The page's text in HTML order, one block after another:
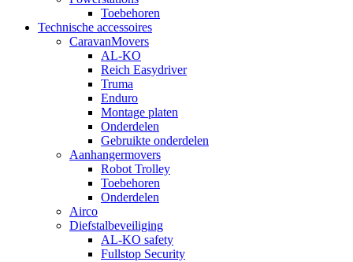
Toebehoren
Technische accessoires
CaravanMovers
AL-KO
Reich Easydriver
Truma
Enduro
Montage platen
Onderdelen
Gebruikte onderdelen
Aanhangermovers
Robot Trolley
Toebehoren
Onderdelen
Airco
Diefstalbeveiliging
AL-KO safety
Fullstop Security